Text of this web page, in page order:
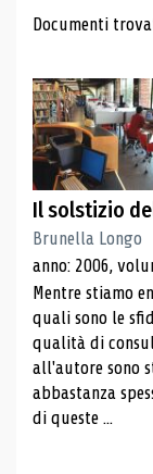
Documenti
Il solstizio
Brunella Longo
anno: 2006,
Mentre stiamo
quali sono le
qualità di
all'autore sono
abbastanza
di queste ...